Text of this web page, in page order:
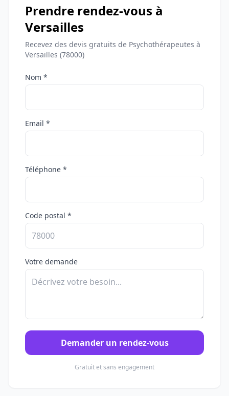
Prendre rendez-vous à
Versailles
Recevez des devis gratuits de Psychothérapeutes à
Versailles (78000)
Nom *
Email *
Téléphone *
Code postal *
Votre demande
Demander un rendez-vous
Gratuit et sans engagement